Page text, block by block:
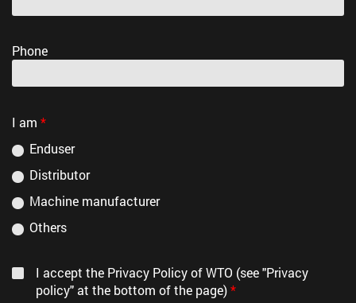
Phone
I am *
Enduser
Distributor
Machine manufacturer
Others
I accept the Privacy Policy of WTO (see "Privacy
policy" at the bottom of the page)*